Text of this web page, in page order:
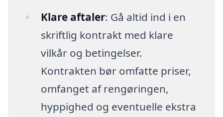
Klare aftaler: Gå altid ind i en
skriftlig kontrakt med klare
vilkår og betingelser.
Kontrakten bør omfatte priser,
omfanget af rengøringen,
hyppighed og eventuelle ekstra